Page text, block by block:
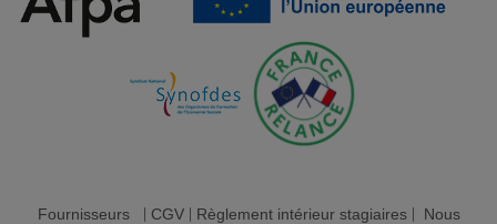
Fournisseurs| CGV| Règlement intérieur stagiaires| Nous